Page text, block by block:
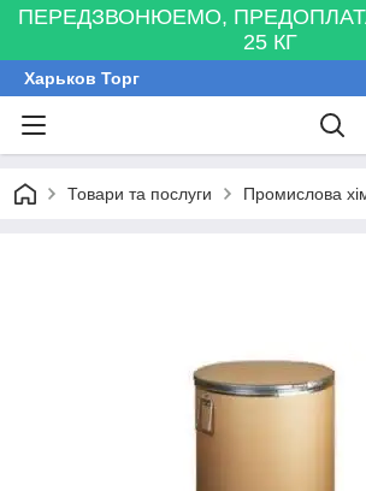
ПЕРЕДЗВОНЮЕМО,
25 КГ
Харьков Торг
Товари та послуги Промислова